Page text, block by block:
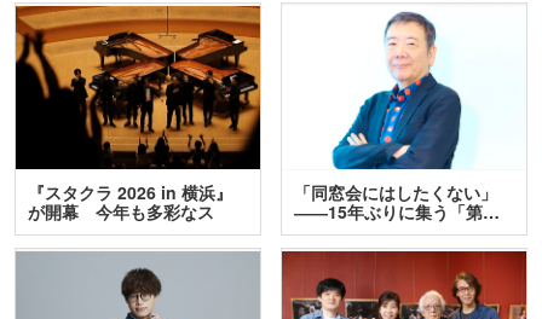
『スタクラ 2026 in 横浜』
が開幕 今年も多彩なス
テ…
「同窓会にはしたくない」
――15年ぶりに集う「第…